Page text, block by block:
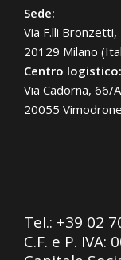
Sede:
Via F.lli Bronzetti,
20129 Milano
Centro logistico:
Via Cadorna, 66/A
20055
Tel.: +39 02
C.F. e P. IVA: